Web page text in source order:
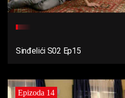
Sinđelići S02 Ep15
Epizoda 14